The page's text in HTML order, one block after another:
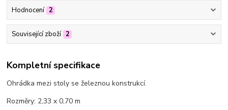
Hodnocení 2
Související zboží 2
Kompletní specifikace
Ohrádka mezi stoly se železnou konstrukcí.
Rozměry: 2,33 x 0,70 m